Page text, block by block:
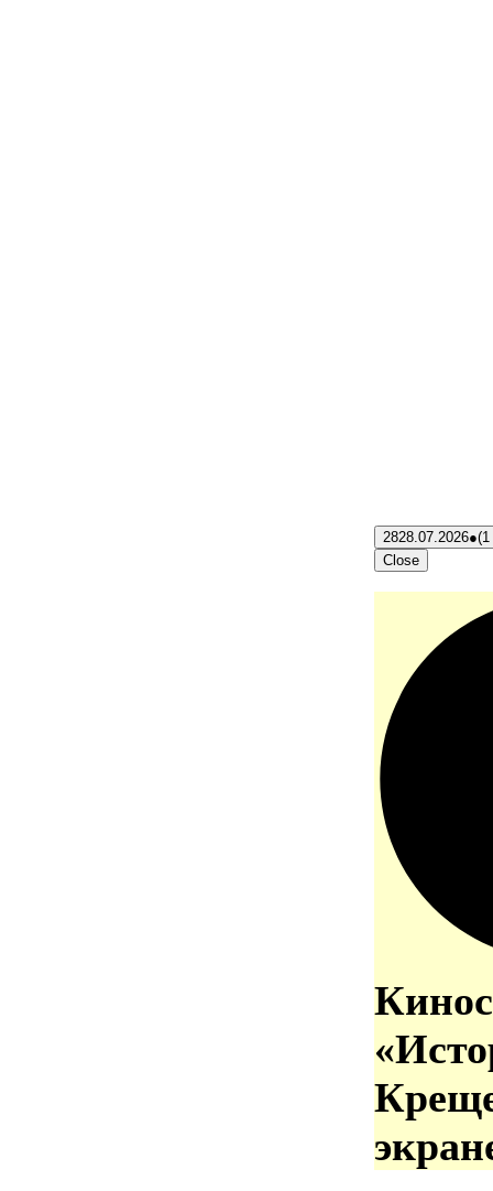
2828.07.2026●(1
Close